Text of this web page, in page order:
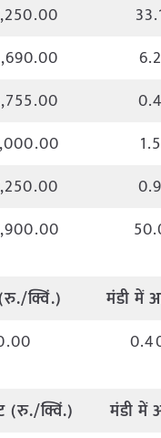
रु./क्विं.) मंडीमें
(रु./क्विं.) मंडीमें